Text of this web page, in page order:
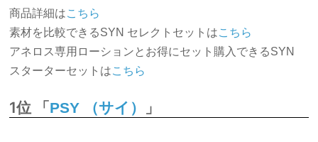
商品詳細はこちら
素材を比較できるSYN セレクトセットはこちら
アネロス専用ローションとお得にセット購入できるSYN
スターターセットはこちら
1位 「PSY （サイ） 」